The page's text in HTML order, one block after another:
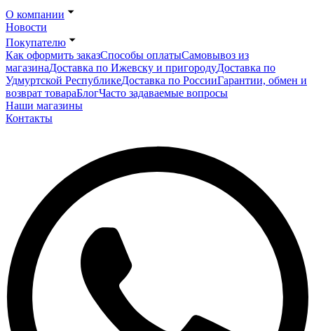
О компании
Новости
Покупателю
Как оформить заказСпособы оплатыСамовывоз из
магазинаДоставка по Ижевску и пригородуДоставка по
Удмуртской РеспубликеДоставка по РоссииГарантии, обмен и
возврат товараБлогЧасто задаваемые вопросы
Наши магазины
Контакты